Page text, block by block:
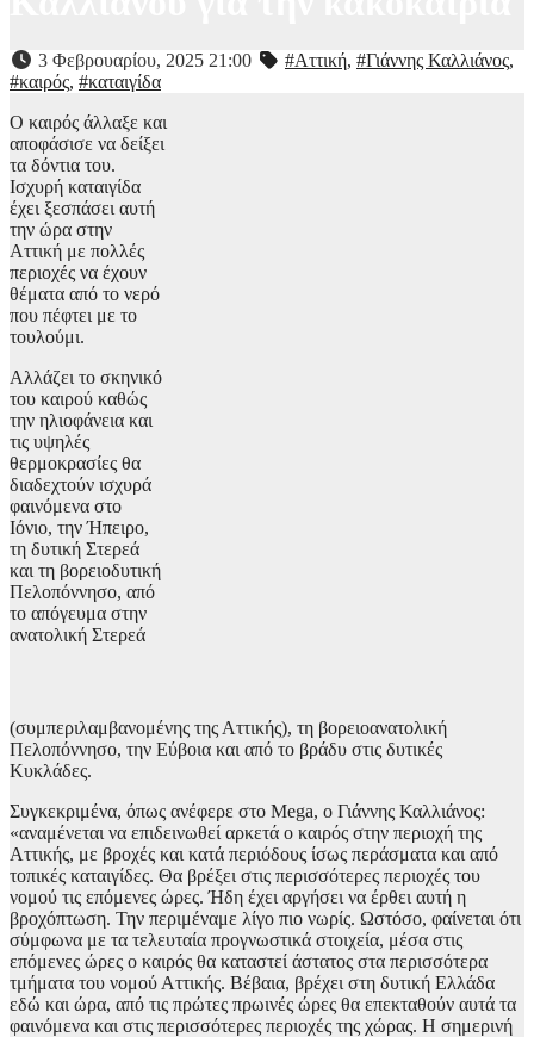
3 Φεβρουαρίου, 2025 21:00 #Αττική, #Γιάννης Καλλιάνος,
#καιρός, #καταιγίδα
Ο καιρός άλλαξε και
αποφάσισε να δείξει
τα δόντια του.
Ισχυρή καταιγίδα
έχει ξεσπάσει αυτή
την ώρα στην
Αττική με πολλές
περιοχές να έχουν
θέματα από το νερό
που πέφτει με το
τουλούμι.
Αλλάζει το σκηνικό
του καιρού καθώς
την ηλιοφάνεια και
τις υψηλές
θερμοκρασίες θα
διαδεχτούν ισχυρά
φαινόμενα στο
Ιόνιο, την Ήπειρο,
τη δυτική Στερεά
και τη βορειοδυτική
Πελοπόννησο, από
το απόγευμα στην
ανατολική Στερεά
(συμπεριλαμβανομένης της Αττικής), τη βορειοανατολική
Πελοπόννησο, την Εύβοια και από το βράδυ στις δυτικές
Κυκλάδες.
Συγκεκριμένα, όπως ανέφερε στο Mega, ο Γιάννης Καλλιάνος:
«αναμένεται να επιδεινωθεί αρκετά ο καιρός στην περιοχή της
Αττικής, με βροχές και κατά περιόδους ίσως περάσματα και από
τοπικές καταιγίδες. Θα βρέξει στις περισσότερες περιοχές του
νομού τις επόμενες ώρες. Ήδη έχει αργήσει να έρθει αυτή η
βροχόπτωση. Την περιμέναμε λίγο πιο νωρίς. Ωστόσο, φαίνεται ότι
σύμφωνα με τα τελευταία προγνωστικά στοιχεία, μέσα στις
επόμενες ώρες ο καιρός θα καταστεί άστατος στα περισσότερα
τμήματα του νομού Αττικής. Βέβαια, βρέχει στη δυτική Ελλάδα
εδώ και ώρα, από τις πρώτες πρωινές ώρες θα επεκταθούν αυτά τα
φαινόμενα και στις περισσότερες περιοχές της χώρας. Η σημερινή